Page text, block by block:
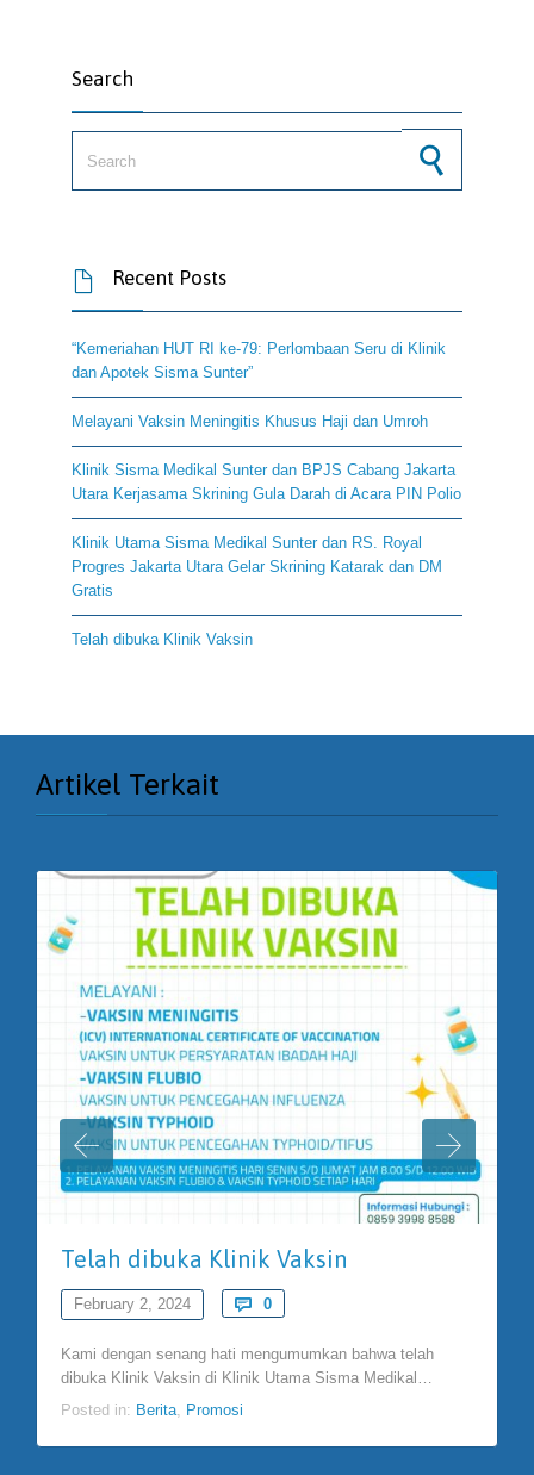
Search
 Recent Posts
“Kemeriahan HUT RI ke-79: Perlombaan Seru di Klinik
dan Apotek Sisma Sunter”
Melayani Vaksin Meningitis Khusus Haji dan Umroh
Klinik Sisma Medikal Sunter dan BPJS Cabang Jakarta
Utara Kerjasama Skrining Gula Darah di Acara PIN Polio
Klinik Utama Sisma Medikal Sunter dan RS. Royal
Progres Jakarta Utara Gelar Skrining Katarak dan DM
Gratis
Telah dibuka Klinik Vaksin
Artikel Terkait
Telah dibuka Klinik Vaksin
February 2, 2024  0Comments
Kami dengan senang hati mengumumkan bahwa telah
dibuka Klinik Vaksin di Klinik Utama Sisma Medikal…
Posted in: Berita Promosi